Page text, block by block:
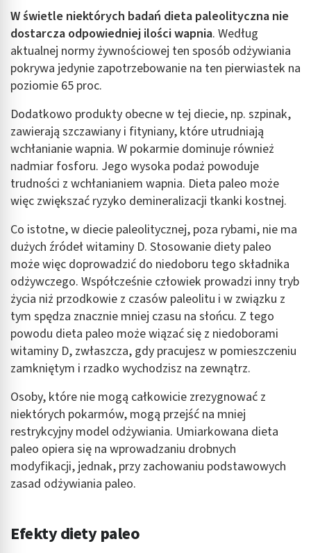
W świetle niektórych badań dieta paleolityczna nie
dostarcza odpowiedniej ilości wapnia. Według
aktualnej normy żywnościowej ten sposób odżywiania
pokrywa jedynie zapotrzebowanie na ten pierwiastek na
poziomie 65 proc.
Dodatkowo produkty obecne w tej diecie, np. szpinak,
zawierają szczawiany i fityniany, które utrudniają
wchłanianie wapnia. W pokarmie dominuje również
nadmiar fosforu. Jego wysoka podaż powoduje
trudności z wchłanianiem wapnia. Dieta paleo może
więc zwiększać ryzyko demineralizacji tkanki kostnej.
Co istotne, w diecie paleolitycznej, poza rybami, nie ma
dużych źródeł witaminy D. Stosowanie diety paleo
może więc doprowadzić do niedoboru tego składnika
odżywczego. Współcześnie człowiek prowadzi inny tryb
życia niż przodkowie z czasów paleolitu i w związku z
tym spędza znacznie mniej czasu na słońcu. Z tego
powodu dieta paleo może wiązać się z niedoborami
witaminy D, zwłaszcza, gdy pracujesz w pomieszczeniu
zamkniętym i rzadko wychodzisz na zewnątrz.
Osoby, które nie mogą całkowicie zrezygnować z
niektórych pokarmów, mogą przejść na mniej
restrykcyjny model odżywiania. Umiarkowana dieta
paleo opiera się na wprowadzaniu drobnych
modyfikacji, jednak, przy zachowaniu podstawowych
zasad odżywiania paleo.
Efekty diety paleo